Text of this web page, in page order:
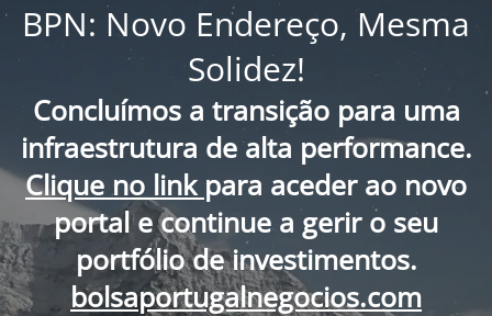
BPN: Novo Endereço, Mesma
Solidez!
Concluímos a transição para uma
infraestrutura de alta performance.
Clique no link para aceder ao novo
portal e continue a gerir o seu
portfólio de investimentos.
bolsaportugalnegocios.com